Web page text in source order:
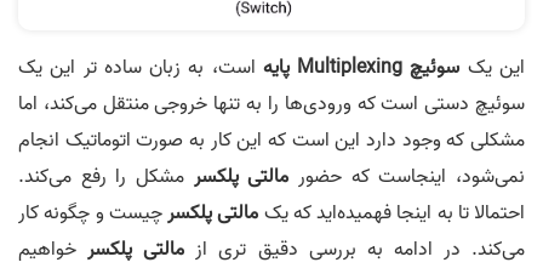
این یک سوئیچ Multiplexing پایه
است، به زبان ساده تر این یک
سوئیچ دستی است که ورودی‌ها را به تنها خروجی منتقل می‌کند، اما
مشکلی که وجود دارد این است که این کار به صورت اتوماتیک انجام
نمی‌شود، اینجاست که حضور مالتی پلکسر مشکل را رفع می‌کند.
احتمالا تا به اینجا فهمیده‌اید که یکمالتی پلکسرچیست و چگونه کار
می‌کند. در ادامه به بررسی دقیق تری از مالتی پلکسرخواهیم